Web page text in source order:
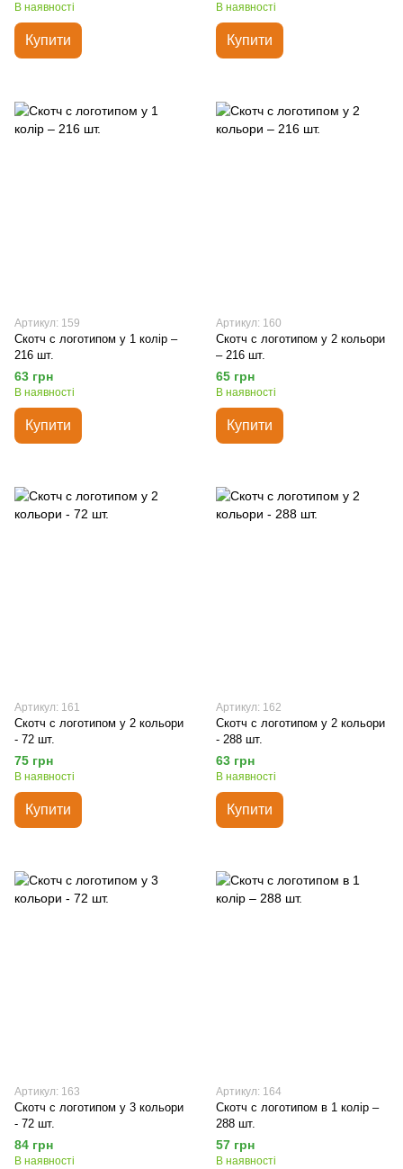
В наявності
Купити
В наявності
Купити
Артикул: 159
Скотч с логотипом у 1 колір –
216 шт.
63 грн
В наявності
Купити
Артикул: 160
Скотч с логотипом у 2 кольори
– 216 шт.
65 грн
В наявності
Купити
Артикул: 161
Скотч с логотипом у 2 кольори
- 72 шт.
75 грн
В наявності
Купити
Артикул: 162
Скотч с логотипом у 2 кольори
- 288 шт.
63 грн
В наявності
Купити
Артикул: 163
Скотч с логотипом у 3 кольори
- 72 шт.
84 грн
В наявності
Артикул: 164
Скотч с логотипом в 1 колір –
288 шт.
57 грн
В наявності